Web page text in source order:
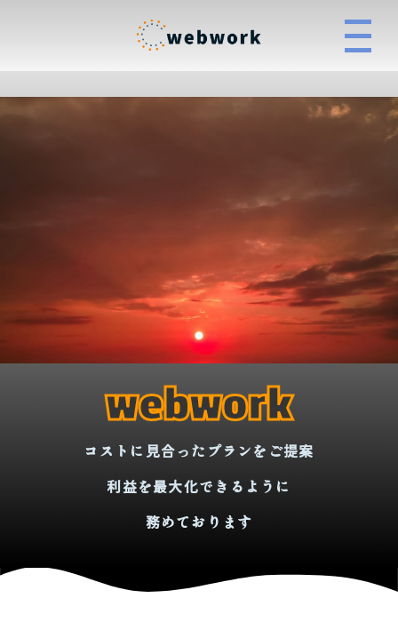
webwork
コストに見合ったプランをご提案
利益を最大化できるように
務めております